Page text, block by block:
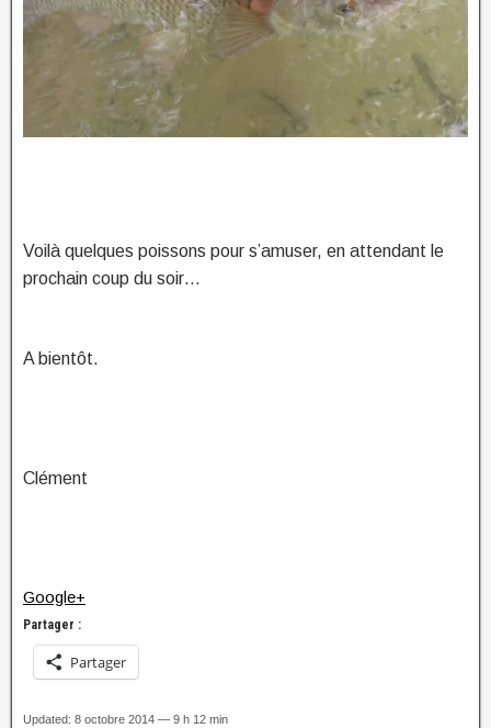
Voilà quelques poissons pour s’amuser, en attendant le
prochain coup du soir…
A bientôt.
Clément
Google+
Partager :
Partager
Updated: 8 octobre 2014 — 9 h 12 min